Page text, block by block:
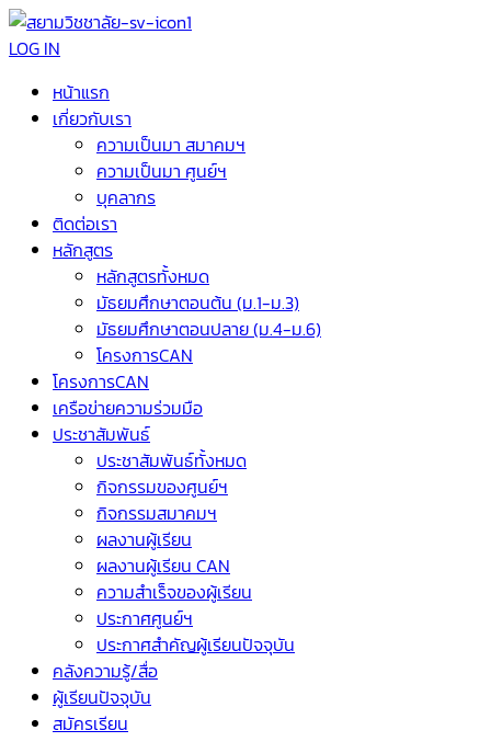
LOG IN
หน้าแรก
เกี่ยวกับเรา
ความเป็นมา สมาคมฯ
ความเป็นมา ศูนย์ฯ
บุคลากร
ติดต่อเรา
หลักสูตร
หลักสูตรทั้งหมด
มัธยมศึกษาตอนต้น (ม.1-ม.3)
มัธยมศึกษาตอนปลาย (ม.4-ม.6)
โครงการCAN
โครงการCAN
เครือข่ายความร่วมมือ
ประชาสัมพันธ์
ประชาสัมพันธ์ทั้งหมด
กิจกรรมของศูนย์ฯ
กิจกรรมสมาคมฯ
ผลงานผู้เรียน
ผลงานผู้เรียน CAN
ความสำเร็จของผู้เรียน
ประกาศศูนย์ฯ
ประกาศสำคัญผู้เรียนปัจจุบัน
คลังความรู้/สื่อ
ผู้เรียนปัจจุบัน
สมัครเรียน